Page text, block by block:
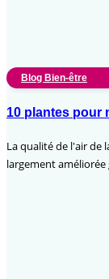
Blog Bien-être
10 plantes pour
La qualité de l'air de
largement améliorée